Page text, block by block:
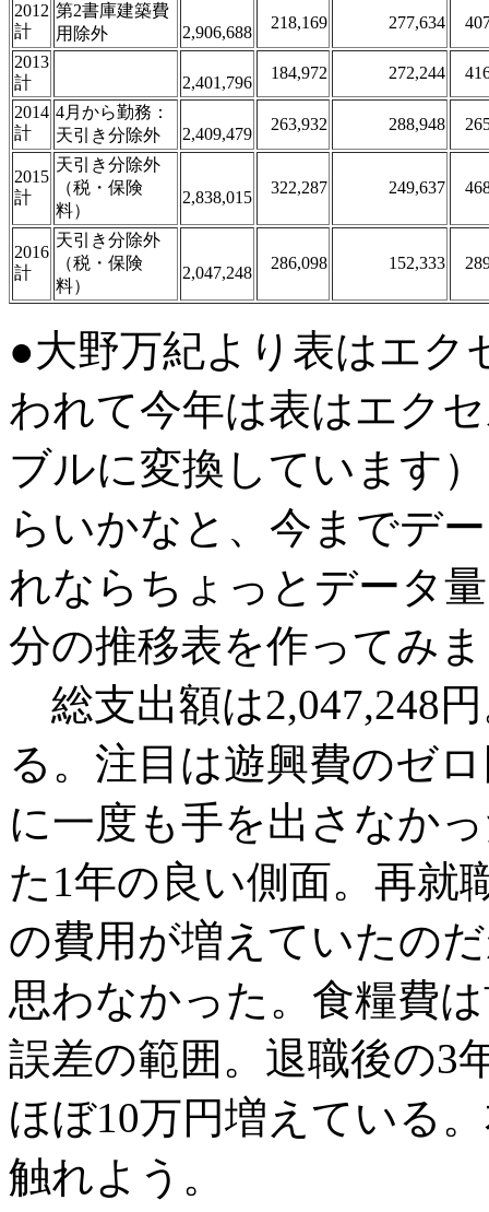
2012
計
第2書庫建築費
用除外
2,906,688
218,169 277,634
2013
計
2,401,796
184,972 272,244
2014
計
4月から勤務：
天引き分除外
2,409,479
263,932 288,948
2015
計
天引き分除外
（税・保険
料）
2,838,015
322,287 249,637
2016
計
天引き分除外
（税・保険
料）
2,047,248
286,098 152,333
●大野万紀より表はエク
われて今年は表はエク
ブルに変換しています
らいかなと、今までデ
れならちょっとデータ
分の推移表を作ってみ
総支出額は2,047,248
る。注目は遊興費のゼ
に一度も手を出さなか
た1年の良い側面。再就
の費用が増えていたの
思わなかった。食糧費
誤差の範囲。退職後の3
ほぼ10万円増えている
触れよう。